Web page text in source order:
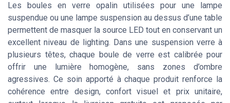
Les boules en verre opalin utilisées pour une lampe
suspendue ou une lampe suspension au dessus d’une table
permettent de masquer la source LED tout en conservant un
excellent niveau de lighting. Dans une suspension verre à
plusieurs têtes, chaque boule de verre est calibrée pour
offrir une lumière homogène, sans zones d’ombre
agressives. Ce soin apporté à chaque produit renforce la
cohérence entre design, confort visuel et prix unitaire,